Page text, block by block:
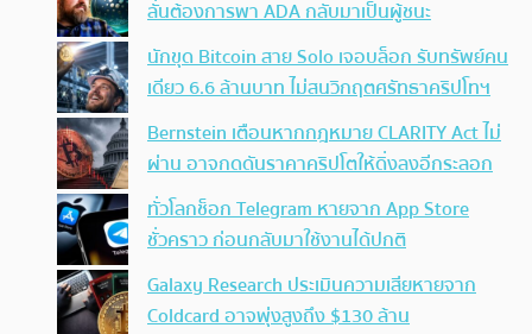
ลั่นต้องการพา ADA กลับมาเป็นผู้ชนะ
นักขุด Bitcoin สาย Solo เจอบล็อก รับทรัพย์คน
เดียว 6.6 ล้านบาท ไม่สนวิกฤตศรัทธาคริปโทฯ
Bernstein เตือนหากกฎหมาย CLARITY Act ไม่
ผ่าน อาจกดดันราคาคริปโตให้ดิ่งลงอีกระลอก
ทั่วโลกช็อก Telegram หายจาก App Store
ชั่วคราว ก่อนกลับมาใช้งานได้ปกติ
Galaxy Research ประเมินความเสียหายจาก
Coldcard อาจพุ่งสูงถึง $130 ล้าน